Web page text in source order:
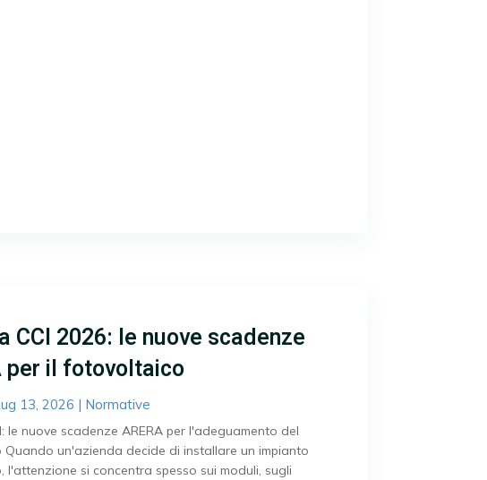
CCI 2026: le nuove scadenze
per il fotovoltaico
13, 2026 | Normative
le nuove scadenze ARERA per l'adeguamento del
un'azienda decide di installare un impianto
l'attenzione si concentra spesso sui moduli, sugli